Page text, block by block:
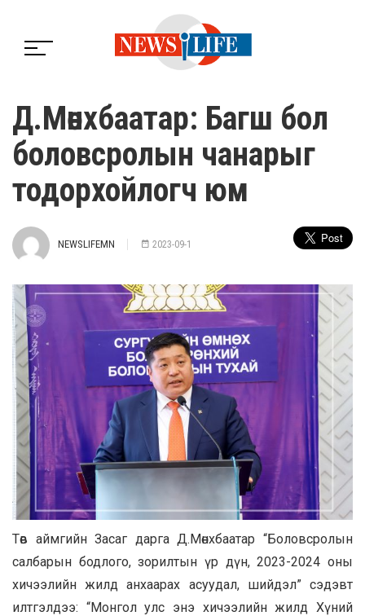
Д.Мөнхбаатар: Багш бол
боловсролын чанарыг
тодорхойлогч юм
NEWSLIFEMN 2023-09-1
Төв аймгийн Засаг дарга Д.Мөнхбаатар “Боловсролын
салбарын бодлого, зорилтын үр дүн, 2023-2024 оны
хичээлийн жилд анхаарах асуудал, шийдэл” сэдэвт
илтгэлдээ: “Монгол улс энэ хичээлийн жилд Хүний